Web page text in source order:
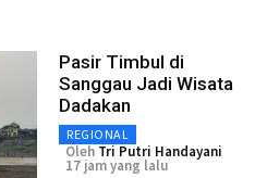
Pasir Timbul di
Sanggau Jadi Wisata
Dadakan
REGIONAL
Oleh Tri Putri Handayani
17 jam yang lalu